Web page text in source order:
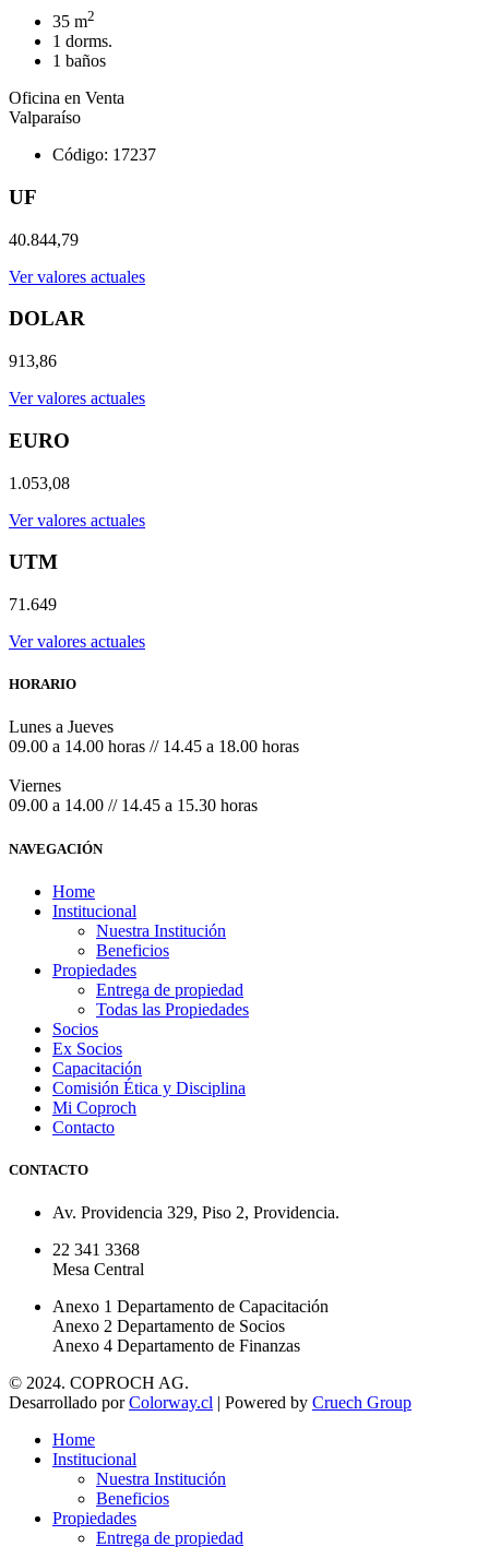
35 m2
1 dorms.
1 baños
Oficina en Venta
Valparaíso
Código: 17237
UF
40.844,79
Ver valores actuales
DOLAR
913,86
Ver valores actuales
EURO
1.053,08
Ver valores actuales
UTM
71.649
Ver valores actuales
HORARIO
Lunes a Jueves
09.00 a 14.00 horas // 14.45 a 18.00 horas
Viernes
09.00 a 14.00 // 14.45 a 15.30 horas
NAVEGACIÓN
Home
Institucional
Nuestra Institución
Beneficios
Propiedades
Entrega de propiedad
Todas las Propiedades
Socios
Ex Socios
Capacitación
Comisión Ética y Disciplina
Mi Coproch
Contacto
CONTACTO
Av. Providencia 329, Piso 2, Providencia.
22 341 3368
Mesa Central
Anexo 1 Departamento de Capacitación
Anexo 2 Departamento de Socios
Anexo 4 Departamento de Finanzas
© 2024. COPROCH AG.
Desarrollado porColorway.cl | Powered by Cruech Group
Home
Institucional
Nuestra Institución
Beneficios
Propiedades
Entrega de propiedad